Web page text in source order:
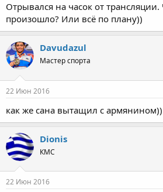
Отрывался на часок от трансляции.
произошло? Или всё по плану))
Davudazul
Мастер спорта
22 Июн 2016
как же сана вытащил с армянином))
Dionis
КМС
22 Июн 2016